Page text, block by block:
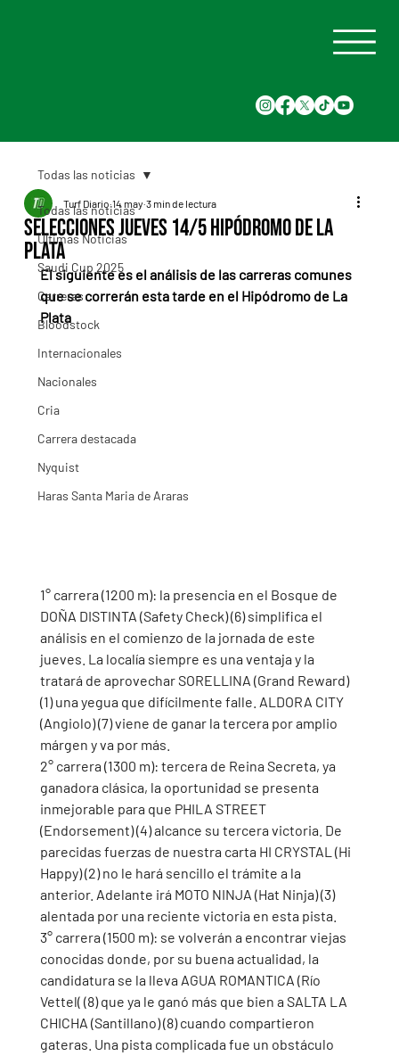
Todas las noticias
Últimas Noticias
Saudi Cup 2025
Carreras
Bloodstock
Internacionales
Nacionales
Cria
Carrera destacada
Nyquist
Haras Santa Maria de Araras
Todas las noticias
Selecciones Jueves 14/5 Hipódromo de La
Plata
Turf Diario 14 may 3 min de lectura
El siguiente es el análisis de las carreras comunes
que se correrán esta tarde en el Hipódromo de La
Plata
1° carrera (1200 m): la presencia en el Bosque de
DOÑA DISTINTA (Safety Check) (6) simplifica el
análisis en el comienzo de la jornada de este
jueves. La localía siempre es una ventaja y la
tratará de aprovechar SORELLINA (Grand Reward)
(1) una yegua que difícilmente falle. ALDORA CITY
(Angiolo) (7) viene de ganar la tercera por amplio
márgen y va por más.
2° carrera (1300 m): tercera de Reina Secreta, ya
ganadora clásica, la oportunidad se presenta
inmejorable para que PHILA STREET
(Endorsement) (4) alcance su tercera victoria. De
parecidas fuerzas de nuestra carta HI CRYSTAL (Hi
Happy) (2) no le hará sencillo el trámite a la
anterior. Adelante irá MOTO NINJA (Hat Ninja) (3)
alentada por una reciente victoria en esta pista.
3° carrera (1500 m): se volverán a encontrar viejas
conocidas donde, por su buena actualidad, la
candidatura se la lleva AGUA ROMANTICA (Río
Vettel( (8) que ya le ganó más que bien a SALTA LA
CHICHA (Santillano) (8) cuando compartieron
gateras. Una pista complicada fue un obstáculo